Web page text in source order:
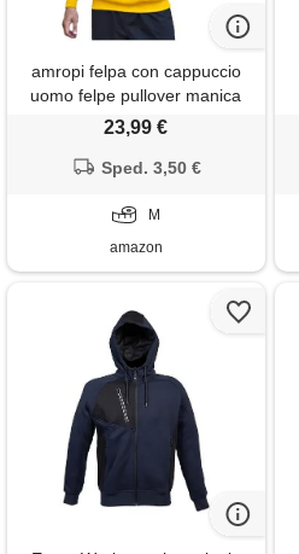
amropi felpa con cappuccio
uomo felpe pullover manica
lunga casual a tinta unita
23,99 €
Sped. 3,50 €
M
amazon